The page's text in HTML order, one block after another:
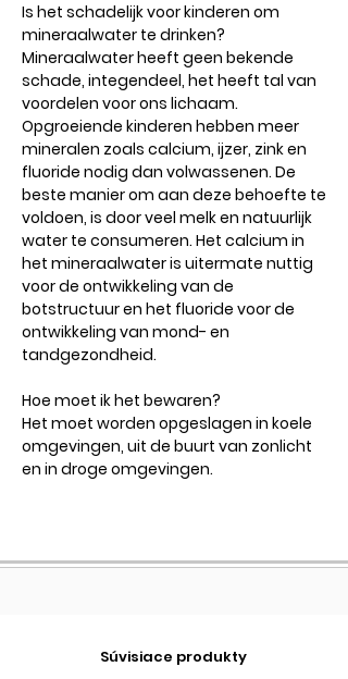
Is het schadelijk voor kinderen om
mineraalwater te drinken?
Mineraalwater heeft geen bekende
schade, integendeel, het heeft tal van
voordelen voor ons lichaam.
Opgroeiende kinderen hebben meer
mineralen zoals calcium, ijzer, zink en
fluoride nodig dan volwassenen. De
beste manier om aan deze behoefte te
voldoen, is door veel melk en natuurlijk
water te consumeren. Het calcium in
het mineraalwater is uitermate nuttig
voor de ontwikkeling van de
botstructuur en het fluoride voor de
ontwikkeling van mond- en
tandgezondheid.
Hoe moet ik het bewaren?
Het moet worden opgeslagen in koele
omgevingen, uit de buurt van zonlicht
en in droge omgevingen.
Súvisiace produkty